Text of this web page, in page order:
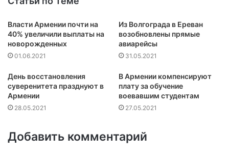
Власти Армении почти на
40% увеличили выплаты на
новорожденных
01.06.2021
Из Волгограда в Ереван
возобновлены прямые
авиарейсы
31.05.2021
День восстановления
суверенитета празднуют в
Армении
28.05.2021
В Армении компенсируют
плату за обучение
воевавшим студентам
27.05.2021
Добавить комментарий